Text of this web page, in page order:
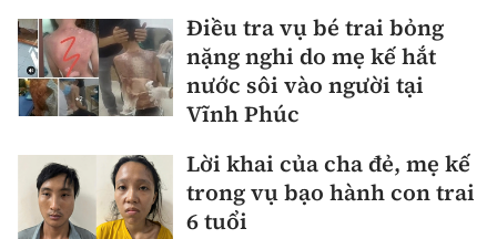
Điều tra vụ bé trai bỏng
nặng nghi do mẹ kế hắt
nước sôi vào người tại
Vĩnh Phúc
Lời khai của cha đẻ, mẹ kế
trong vụ bạo hành con trai
6 tuổi